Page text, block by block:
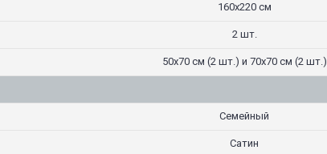
160х220 см
2 шт.
50х70 см (2 шт.) и 70х70 см (2 шт.)
Семейный
Сатин